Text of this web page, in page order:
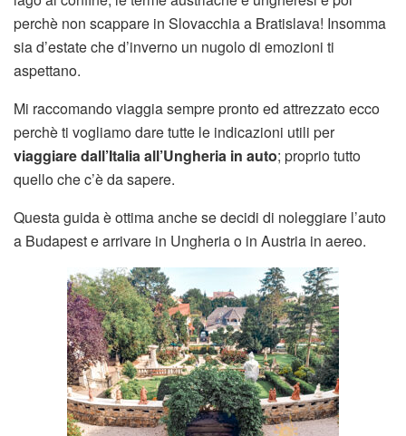
perchè non scappare in Slovacchia a Bratislava! Insomma
sia d’estate che d’inverno un nugolo di emozioni ti
aspettano.
Mi raccomando viaggia sempre pronto ed attrezzato ecco
perchè ti vogliamo dare tutte le indicazioni utili per
viaggiare dall’Italia all’Ungheria in auto; proprio tutto
quello che c’è da sapere.
Questa guida è ottima anche se decidi di noleggiare l’auto
a Budapest e arrivare in Ungheria o in Austria in aereo.